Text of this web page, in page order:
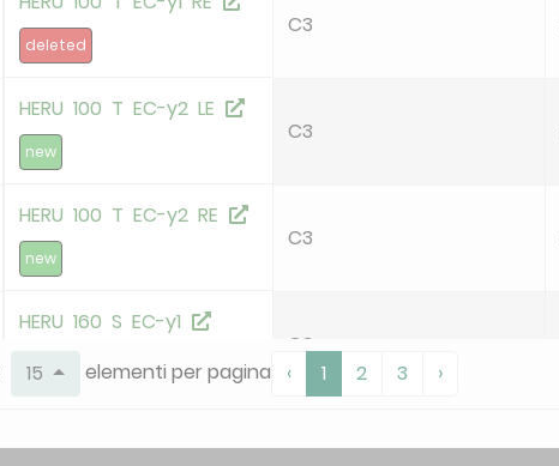
deleted
C3
HERU 100 T EC-y2 LE
new
C3
HERU 100 T EC-y2 RE
new
C3
HERU 160 S EC-y1
deleted
C3
C3
15 elementi per pagina ‹ 1 2 3 ›